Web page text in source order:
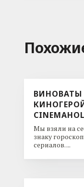
ВИНОВАТЫ
Мы взяли на
знаку
сериалов. ...